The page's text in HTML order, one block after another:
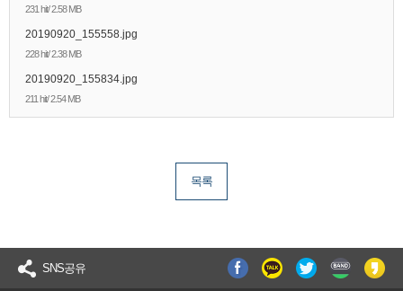
231 hit/ 2.58 MB
20190920_155558.jpg
228 hit/ 2.38 MB
20190920_155834.jpg
211 hit/ 2.54 MB
목록
SNS공유